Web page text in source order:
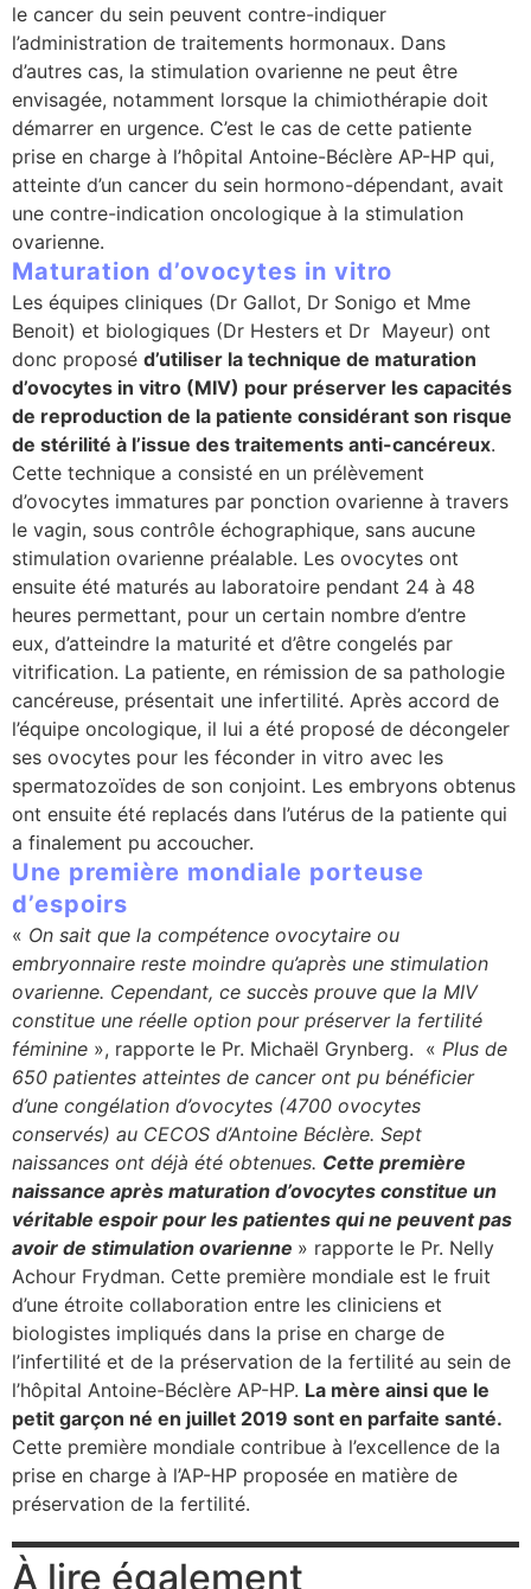
le cancer du sein peuvent contre-indiquer
l’administration de traitements hormonaux. Dans
d’autres cas, la stimulation ovarienne ne peut être
envisagée, notamment lorsque la chimiothérapie doit
démarrer en urgence. C’est le cas de cette patiente
prise en charge à l’hôpital Antoine-Béclère AP-HP qui,
atteinte d’un cancer du sein hormono-dépendant, avait
une contre-indication oncologique à la stimulation
ovarienne.
Maturation d’ovocytes in vitro
Les équipes cliniques (Dr Gallot, Dr Sonigo et Mme
Benoit) et biologiques (Dr Hesters et Dr Mayeur) ont
donc proposé d’utiliser la technique de maturation
d’ovocytes in vitro (MIV) pour préserver les capacités
de reproduction de la patiente considérant son risque
de stérilité à l’issue des traitements anti-cancéreux.
Cette technique a consisté en un prélèvement
d’ovocytes immatures par ponction ovarienne à travers
le vagin, sous contrôle échographique, sans aucune
stimulation ovarienne préalable. Les ovocytes ont
ensuite été maturés au laboratoire pendant 24 à 48
heures permettant, pour un certain nombre d’entre
eux, d’atteindre la maturité et d’être congelés par
vitrification. La patiente, en rémission de sa pathologie
cancéreuse, présentait une infertilité. Après accord de
l’équipe oncologique, il lui a été proposé de décongeler
ses ovocytes pour les féconder in vitro avec les
spermatozoïdes de son conjoint. Les embryons obtenus
ont ensuite été replacés dans l’utérus de la patiente qui
a finalement pu accoucher.
Une première mondiale porteuse
d’espoirs
« On sait que la compétence ovocytaire ou
embryonnaire reste moindre qu’après une stimulation
ovarienne. Cependant, ce succès prouve que la MIV
constitue une réelle option pour préserver la fertilité
féminine », rapporte le Pr. Michaël Grynberg. « Plus de
650 patientes atteintes de cancer ont pu bénéficier
d’une congélation d’ovocytes (4700 ovocytes
conservés) au CECOS d’Antoine Béclère. Sept
naissances ont déjà été obtenues. Cette première
naissance après maturation d’ovocytes constitue un
véritable espoir pour les patientes qui ne peuvent pas
avoir de stimulation ovarienne » rapporte le Pr. Nelly
Achour Frydman. Cette première mondiale est le fruit
d’une étroite collaboration entre les cliniciens et
biologistes impliqués dans la prise en charge de
l’infertilité et de la préservation de la fertilité au sein de
l’hôpital Antoine-Béclère AP-HP. La mère ainsi que le
petit garçon né en juillet 2019 sont en parfaite santé.
Cette première mondiale contribue à l’excellence de la
prise en charge à l’AP-HP proposée en matière de
préservation de la fertilité.
À lire également